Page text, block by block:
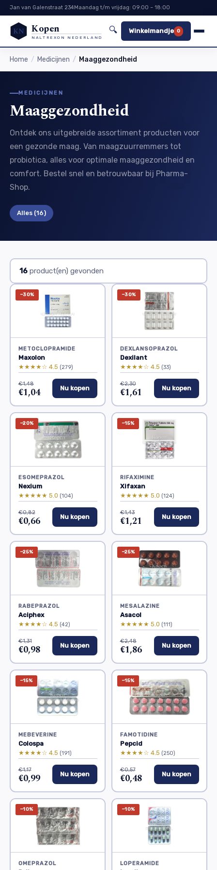
Jan van Galenstraat 234Maandag t/m vrijdag: 09:00 – 18:00
KN Kopen
NALTREXON NEDERLAND
🔍 Winkelmandje 0
Home Medicijnen Maaggezondheid
MEDICIJNEN
Maaggezondheid
Ontdek ons uitgebreide assortiment producten voor
een gezonde maag. Van maagzuurremmers tot
probiotica, alles voor optimale maaggezondheid en
comfort. Bestel snel en betrouwbaar bij Pharma-
Shop.
Alles (16)
16 product(en) gevonden
−30%
METOCLOPRAMIDE
Maxolon
★★★★☆ 4.5 (279)
€1,48
€1,04 Nu kopen
−30%
DEXLANSOPRAZOL
Dexilant
★★★★☆ 4.5 (33)
€2,30
€1,61 Nu kopen
−20%
ESOMEPRAZOL
Nexium
★★★★★ 5.0 (104)
€0,82
€0,66 Nu kopen
−15%
RIFAXIMINE
Xifaxan
★★★★★ 5.0 (124)
€1,43
€1,21 Nu kopen
−25%
RABEPRAZOL
Aciphex
★★★★☆ 4.5 (42)
€1,31
€0,98 Nu kopen
−25%
MESALAZINE
Asacol
★★★★★ 5.0 (111)
€2,48
€1,86 Nu kopen
−15%
MEBEVERINE
Colospa
★★★★☆ 4.5 (191)
€1,17
€0,99 Nu kopen
−15%
FAMOTIDINE
Pepcid
★★★★☆ 4.5 (250)
€0,57
€0,48 Nu kopen
−10%
OMEPRAZOL
−10%
LOPERAMIDE